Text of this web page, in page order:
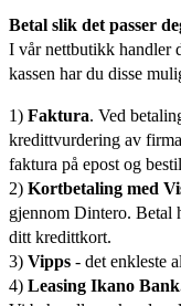
Betal slik det passer
I vår nettbutikk
kassen har du disse
1) Faktura. Ved
kredittvurdering av
faktura på epost og
2) Kortbetaling med
gjennom Dintero. Betal
ditt kredittkort.
3) Vipps - det enkleste
4) Leasing Ikano